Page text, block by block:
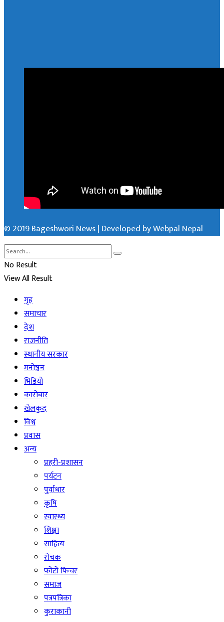
© 2019 Bageshwori News | Developed byWebpal Nepal
No Result
View All Result
गृह
समाचार
देश
राजनीति
स्थानीय सरकार
मनोञ्जन
भिडियो
कारोबार
खेलकुद
विश्व
प्रवास
अन्य
प्रहरी-प्रशासन
पर्यटन
पुर्वाधार
कृषि
स्वास्थ्य
शिक्षा
साहित्य
रोचक
फोटो फिचर
समाज
पत्रपत्रिका
कुराकानी